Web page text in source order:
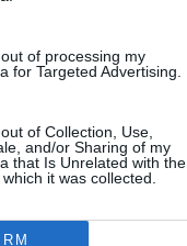
of processing my
for Targeted Advertising.
of Collection, Use,
and/or Sharing of my
that Is Unrelated with the
it was collected.